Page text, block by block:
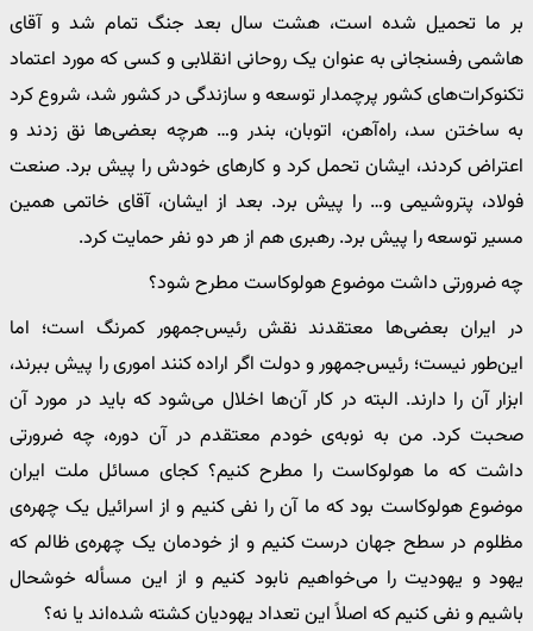
بر ما تحمیل شده است، هشت سال بعد جنگ تمام شد و آقای
هاشمی رفسنجانی به عنوان یک روحانی انقلابی و کسی که مورد اعتماد
تکنوکرات‌های کشور پرچمدار توسعه و سازندگی در کشور شد، شروع کرد
به ساختن سد، راه‌آهن، اتوبان، بندر و… هرچه بعضی‌ها نق زدند و
اعتراض کردند، ایشان تحمل کرد و کارهای خودش را پیش برد. صنعت
فولاد، پتروشیمی و… را پیش برد. بعد از ایشان، آقای خاتمی همین
مسیر توسعه را پیش برد. رهبری هم از هر دو نفر حمایت کرد.
چه ضرورتی داشت موضوع هولوکاست مطرح شود؟
در ایران بعضی‌ها معتقدند نقش رئیس‌جمهور کمرنگ است؛ اما
این‌طور نیست؛ رئیس‌جمهور و دولت اگر اراده کنند اموری را پیش ببرند،
ابزار آن را دارند. البته در کار آن‌ها اخلال می‌شود که باید در مورد آن
صحبت کرد. من به نوبه‌ی خودم معتقدم در آن دوره، چه ضرورتی
داشت که ما هولوکاست را مطرح کنیم؟ کجای مسائل ملت ایران
موضوع هولوکاست بود که ما آن را نفی کنیم و از اسرائیل یک چهره‌ی
مظلوم در سطح جهان درست کنیم و از خودمان یک چهره‌ی ظالم که
یهود و یهودیت را می‌خواهیم نابود کنیم و از این مسأله خوشحال
باشیم و نفی کنیم که اصلاً این تعداد یهودیان کشته شده‌اند یا نه؟